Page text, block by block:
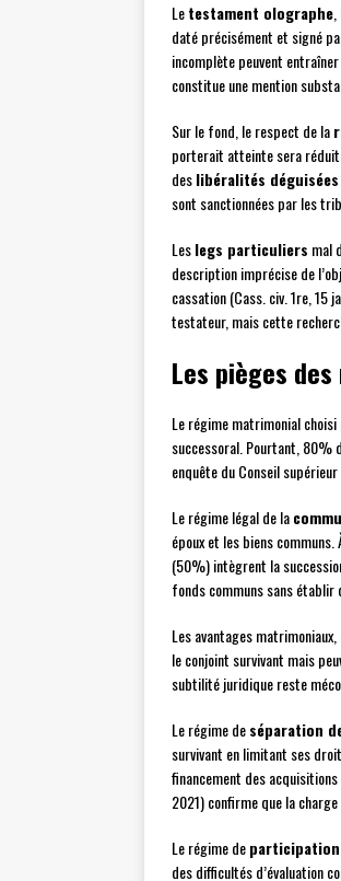
Letestament olographe
daté précisément et signé
incomplète peuvent
constitue une mention
Sur le fond, le respect de la
porterait atteinte sera
deslibéralités déguisées
sont sanctionnées par les
Leslegs particuliers mal
description imprécise de
cassation (Cass. civ. 1re, 15
testateur, mais cette
Les pièges
Le régime matrimonial
successoral. Pourtant, 80%
enquête du Conseil
Le régime légal de la
époux et les biens
(50%) intègrent la
fonds communs sans établir
Les avantages
le conjoint survivant mais
subtilité juridique reste
Le régime deséparation
survivant en limitant ses
financement des
2021) confirme que la
Le régime de
des difficultés d’évaluation